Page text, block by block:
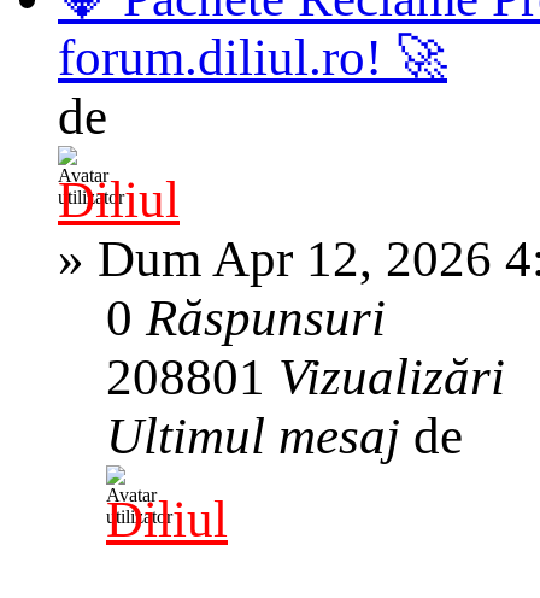
forum.diliul.ro! 🚀
de
Diliul
» Dum Apr 12, 2026
0Răspunsuri
208801 Vizualizări
Ultimul mesaj de
Diliul